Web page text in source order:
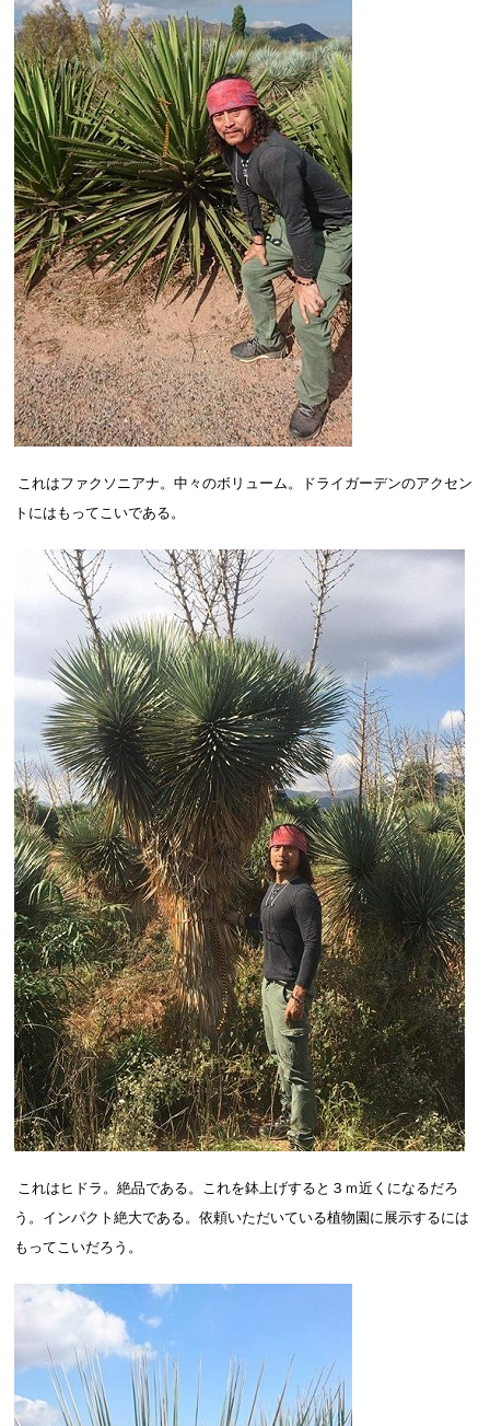
これはファクソニアナ。中々のボリューム。ドライガーデンのアクセン
トにはもってこいである。
これはヒドラ。絶品である。これを鉢上げすると３ｍ近くになるだろ
う。インパクト絶大である。依頼いただいている植物園に展示するには
もってこいだろう。